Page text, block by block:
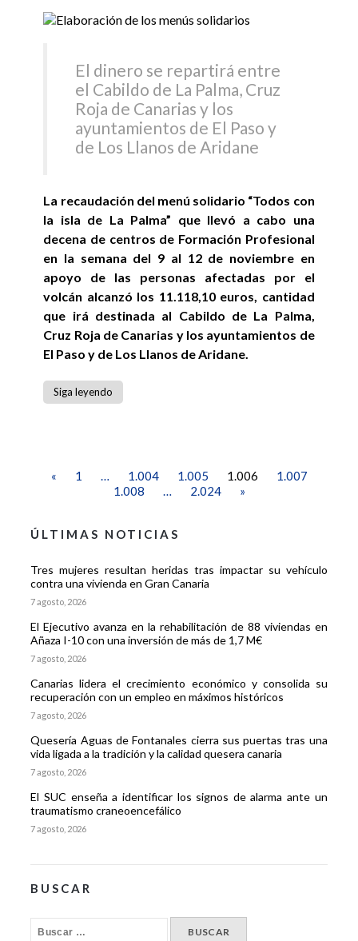
El dinero se repartirá entre
el Cabildo de La Palma, Cruz
Roja de Canarias y los
ayuntamientos de El Paso y
de Los Llanos de Aridane
La recaudación del menú solidario “Todos con
la isla de La Palma” que llevó a cabo una
decena de centros de Formación Profesional
en la semana del 9 al 12 de noviembre en
apoyo de las personas afectadas por el
volcán alcanzó los 11.118,10 euros, cantidad
que irá destinada al Cabildo de La Palma,
Cruz Roja de Canarias y los ayuntamientos de
El Paso y de Los Llanos de Aridane.
Siga leyendo
« 1 … 1.004 1.005 1.006
1.007
1.008
… 2.024 »
ÚLTIMAS NOTICIAS
Tres mujeres resultan heridas tras impactar su vehículo
contra una vivienda en Gran Canaria
7 agosto, 2026
El Ejecutivo avanza en la rehabilitación de 88 viviendas en
Añaza I-10 con una inversión de más de 1,7 M€
7 agosto, 2026
Canarias lidera el crecimiento económico y consolida su
recuperación con un empleo en máximos históricos
7 agosto, 2026
Quesería Aguas de Fontanales cierra sus puertas tras una
vida ligada a la tradición y la calidad quesera canaria
7 agosto, 2026
El SUC enseña a identificar los signos de alarma ante un
traumatismo craneoencefálico
7 agosto, 2026
BUSCAR